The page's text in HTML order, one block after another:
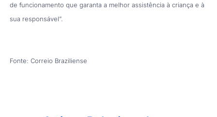
de funcionamento que garanta a melhor assistência à criança e à
sua responsável”.
Fonte: Correio Braziliense